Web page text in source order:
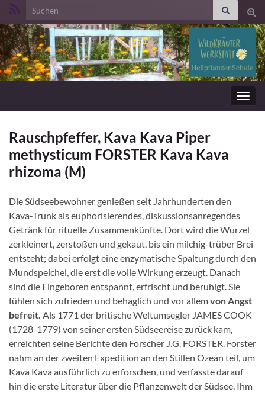
Search for:
Rauschpfeffer, Kava Kava Piper
methysticum FORSTER Kava Kava
rhizoma (M)
Die Südseebewohner genießen seit Jahrhunderten den
Kava-Trunk als euphorisierendes, diskussions­anregendes
Getränk für rituelle Zusammenkünfte. Dort wird die Wurzel
zerkleinert, zerstoßen und gekaut, bis ein milchig-trüber Brei
entsteht; dabei erfolgt eine enzymatische Spaltung durch den
Mundspeichel, die erst die volle Wirkung erzeugt. Danach
sind die Eingeboren entspannt, erfrischt und beruhigt. Sie
fühlen sich zufrieden und behaglich und vor allemvon Angst
befreit. Als 1771 der britische Weltumsegler JAMES COOK
(1728-1779) von seiner ersten Südseereise zurück kam,
erreich­ten seine Berichte den Forscher J.G. FORSTER. Forster
nahm an der zweiten Expedition an den Stillen Ozean teil, um
Kava Kava ausführlich zu erforschen, und verfasste darauf
hin die erste Literatur über die Pflanzenwelt der Südsee. Ihm